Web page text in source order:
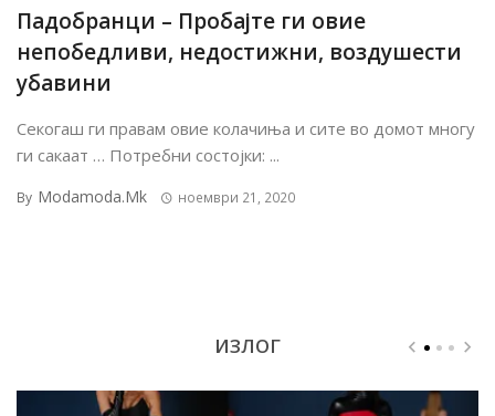
Падобранци – Пробајте ги овие
непобедливи, недостижни, воздушести
убавини
Секогаш ги правам овие колачиња и сите во домот многу
ги сакаат … Потребни состојки: ...
By Modamoda.mk ноември 21, 2020
ИЗЛОГ